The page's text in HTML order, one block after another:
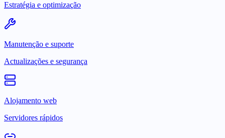
Estratégia e optimização
Manutenção e suporte
Actualizações e segurança
Alojamento web
Servidores rápidos